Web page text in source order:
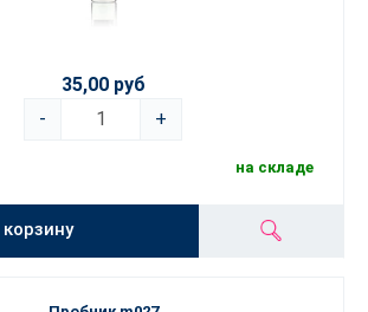
35,00 руб
-
+
на складе
корзину